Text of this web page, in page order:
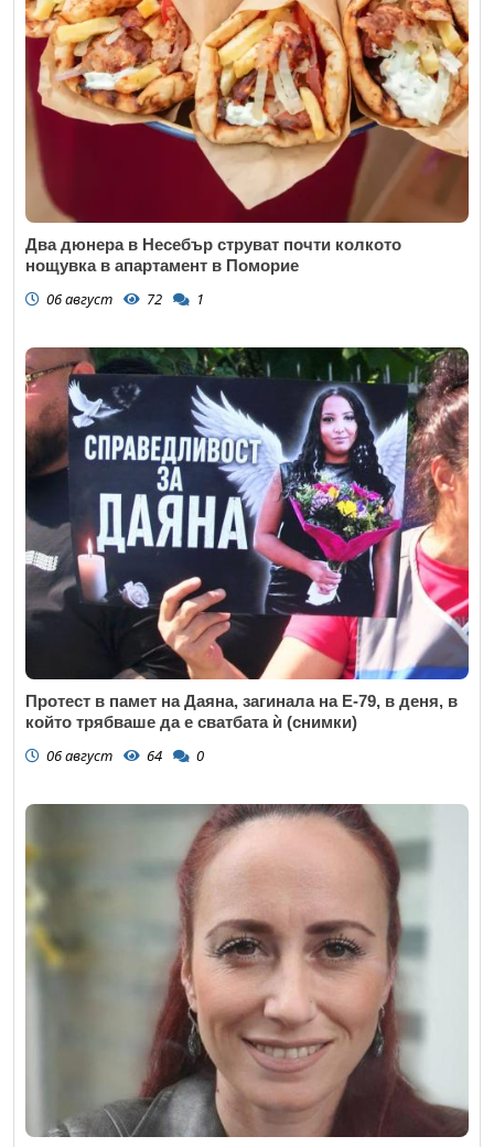
Два дюнера в Несебър струват почти колкото
нощувка в апартамент в Поморие
06 август 72 1
Протест в памет на Даяна, загинала на Е-79, в деня, в
който трябваше да е сватбата ѝ (снимки)
06 август 64 0